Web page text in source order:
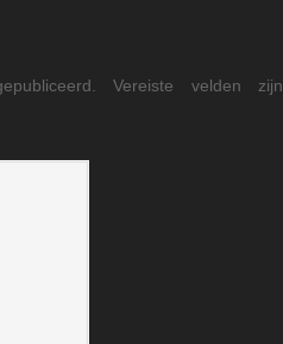
Vereiste velden zijn